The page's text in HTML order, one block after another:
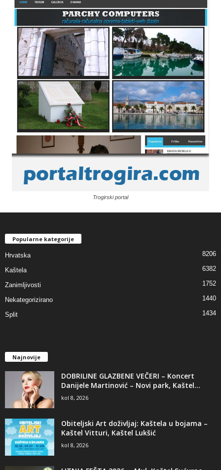
Trogirski portal
Popularne kategorije
Hrvatska 8206
Kaštela 6382
Zanimljivosti 1752
Nekategorizirano 1440
Split 1434
Najnovije
DOBRILINE GLAZBENE VEČERI – Koncert
Danijele Martinović – Novi park, Kaštel...
kol 8, 2026
Obiteljski Art doživljaj: Kaštela u bojama –
Kaštel Vitturi, Kaštel Lukšić
kol 8, 2026